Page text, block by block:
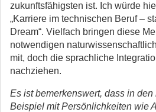
zukunftsfähigsten ist. Ich würde
„Karriere im technischen Beruf –
Dream“. Vielfach bringen diese
notwendigen
mit, doch die sprachliche
nachziehen.
Es ist bemerkenswert, dass in
Beispiel mit Persönlichkeiten wie